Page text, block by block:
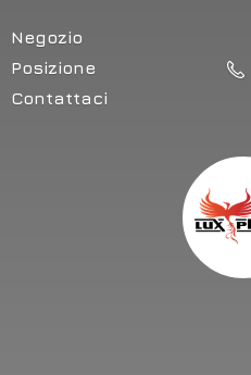
Negozio
Posizione
Contattaci